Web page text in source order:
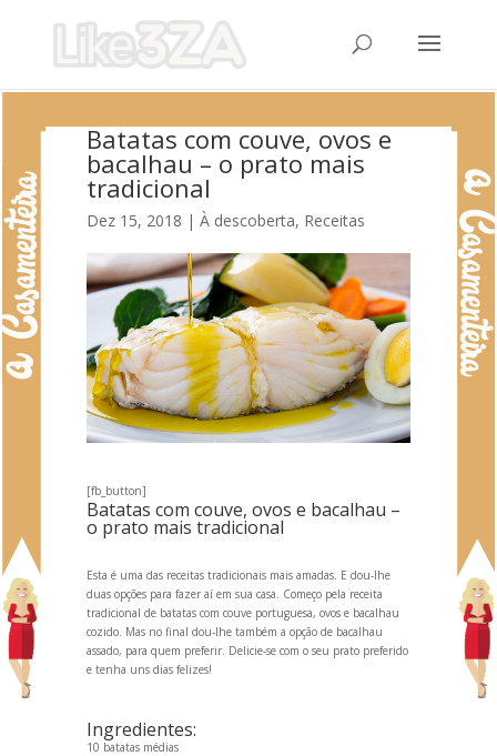
Batatas com couve, ovos e
bacalhau – o prato mais
tradicional
Dez 15, 2018 | À descoberta, Receitas
[fb_button]
Batatas com couve, ovos e bacalhau –
o prato mais tradicional
Esta é uma das receitas tradicionais mais amadas. E dou-lhe
duas opções para fazer aí em sua casa. Começo pela receita
tradicional de batatas com couve portuguesa, ovos e bacalhau
cozido. Mas no final dou-lhe também a opção de bacalhau
assado, para quem preferir. Delicie-se com o seu prato preferido
e tenha uns dias felizes!
Ingredientes:
10 batatas médias